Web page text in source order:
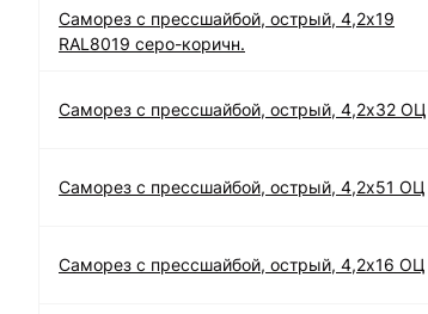
Саморез с прессшайбой, острый, 4,2х19
RAL8019 серо-коричн.
Саморез с прессшайбой, острый, 4,2х32 ОЦ
Саморез с прессшайбой, острый, 4,2х51 ОЦ
Саморез с прессшайбой, острый, 4,2х16 ОЦ